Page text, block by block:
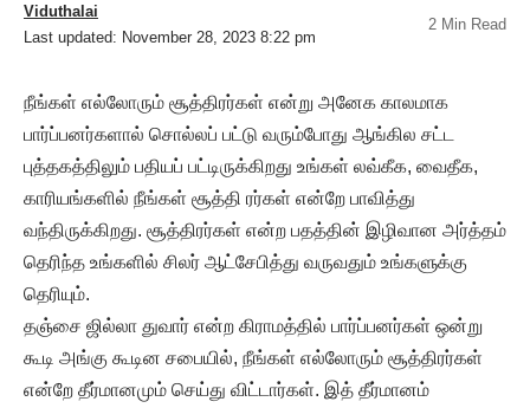
Last updated: November 28, 2023 8:22 pm
Viduthalai
2 Min Read
நீங்கள் எல்லோரும் சூத்திரர்கள் என்று அனேக காலமாக
பார்ப்பனர்களால் சொல்லப் பட்டு வரும்போது ஆங்கில சட்ட
புத்தகத்திலும் பதியப் பட்டிருக்கிறது உங்கள் லவ்கீக, வைதீக,
காரியங்களில் நீங்கள் சூத்தி ரர்கள் என்றே பாவித்து
வந்திருக்கிறது. சூத்திரர்கள் என்ற பதத்தின் இழிவான அர்த்தம்
தெரிந்த உங்களில் சிலர் ஆட்சேபித்து வருவதும் உங்களுக்கு
தெரியும்.
தஞ்சை ஜில்லா துவார் என்ற கிராமத்தில் பார்ப்பனர்கள் ஒன்று
கூடி அங்கு கூடின சபையில், நீங்கள் எல்லோரும் சூத்திரர்கள்
என்றே தீர்மானமும் செய்து விட்டார்கள். இத் தீர்மானம்